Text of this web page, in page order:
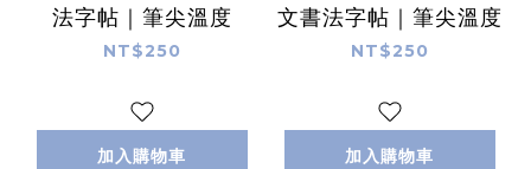
法字帖｜筆尖溫度
NT$250
加入購物車
文書法字帖｜筆尖溫度
NT$250
加入購物車